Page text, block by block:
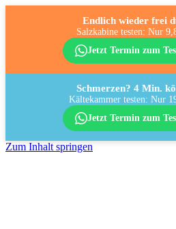
Endlich wieder frei
Salzkabine testen: Nur
Jetzt Termin zum
Schmerzen? 4 Min.
Kältekammer testen: Nur
Jetzt Termin zum
Zum Inhalt springen